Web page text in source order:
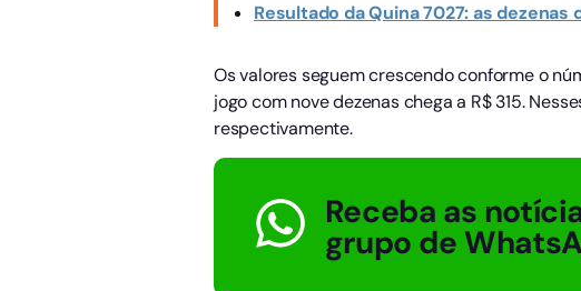
Resultado da Quina 7027: as
Os valores seguem crescendo conforme o
jogo com nove dezenas chega a R$ 315.
respectivamente.
Receba as
grupo de